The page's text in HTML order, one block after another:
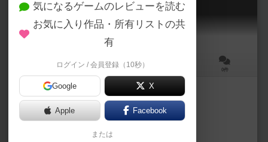
Speed Clay Maker
10～20分 0件
作品説明文の編集者を募集中
荒井 由行（Yoshiyuki Arai）
気になるゲームのレビューを読む
お気に入り作品・所有リストの共
有
ログイン / 会員登録（10秒）
Google X
Apple Facebook
または